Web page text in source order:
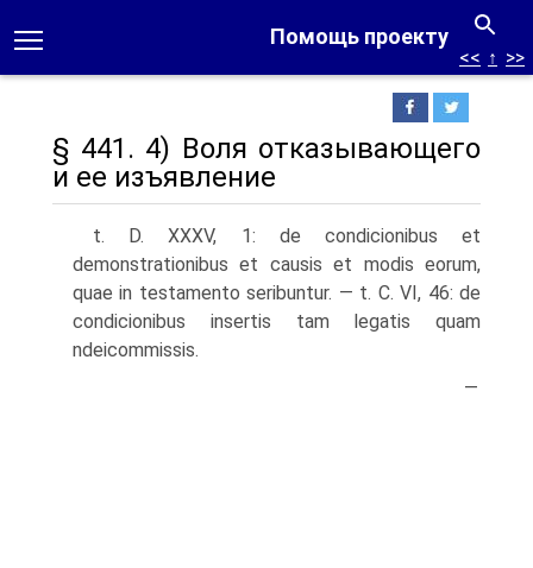
Помощь проекту
<< ↑ >>
§ 441. 4) Воля отказывающего
и ее изъявление
t. D. XXXV, 1: de condicionibus et
demonstrationibus et causis et modis eorum,
quae in testamento seribuntur. — t. С. VI, 46: de
condicionibus insertis tam legatis quam
ndeicommissis.
—